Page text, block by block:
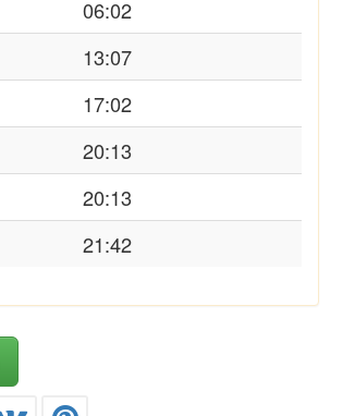
06:02
13:07
17:02
20:13
20:13
21:42